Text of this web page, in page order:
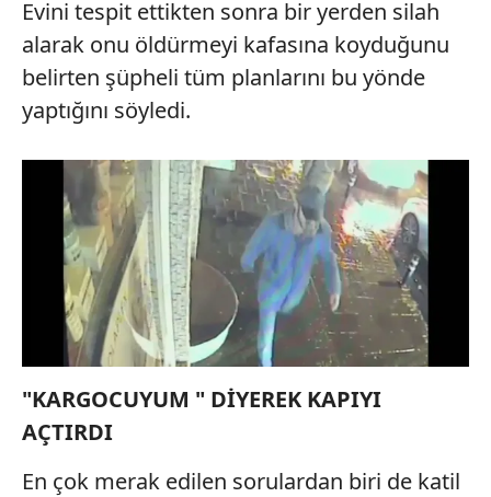
Evini tespit ettikten sonra bir yerden silah
alarak onu öldürmeyi kafasına koyduğunu
belirten şüpheli tüm planlarını bu yönde
yaptığını söyledi.
"KARGOCUYUM " DİYEREK KAPIYI
AÇTIRDI
En çok merak edilen sorulardan biri de katil